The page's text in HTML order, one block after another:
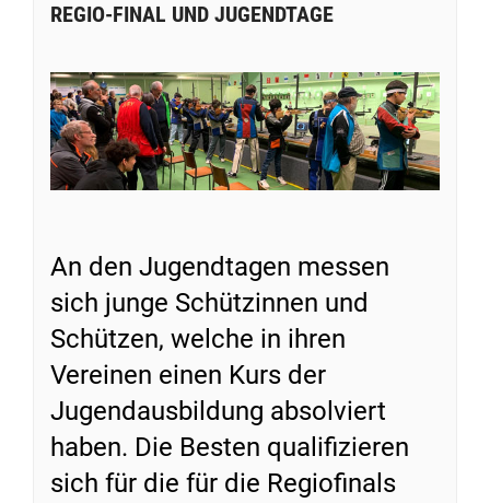
REGIO-FINAL UND JUGENDTAGE
An den Jugendtagen messen
sich junge Schützinnen und
Schützen, welche in ihren
Vereinen einen Kurs der
Jugendausbildung absolviert
haben. Die Besten qualifizieren
sich für die für die Regiofinals